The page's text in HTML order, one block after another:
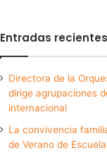
Entradas recientes
Directora de la
dirige agrupaciones
internacional
La convivencia
de Verano de